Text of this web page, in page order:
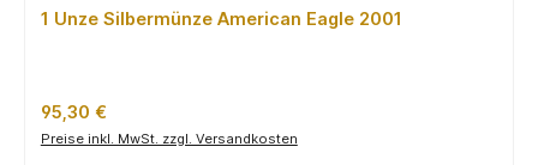
1 Unze Silbermünze American Eagle 2001
Regulärer Preis:
95,30 €
Preise inkl. MwSt. zzgl. Versandkosten